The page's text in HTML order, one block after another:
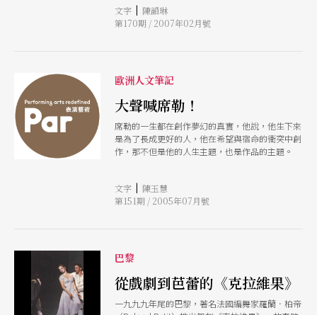
的浮士德；還有旋律溫柔充滿愛意、所表現出來的
在愛情中的浮士德；最後是輝煌以銅管樂器為主樂
文字 | 陳韻琳
第170期 / 2007年02月號
歐洲人文筆記
大聲喊席勒！
席勒的一生都在創作夢幻的真實，他說，他生下來
是為了長成更好的人，他在希望與宿命的衝突中創
作，那不但是他的人生主題，也是作品的主題。
文字 | 陳玉慧
第151期 / 2005年07月號
巴黎
從戲劇到芭蕾的《克拉維果》
一九九九年尾的巴黎，著名法國編舞家羅蘭．柏帝